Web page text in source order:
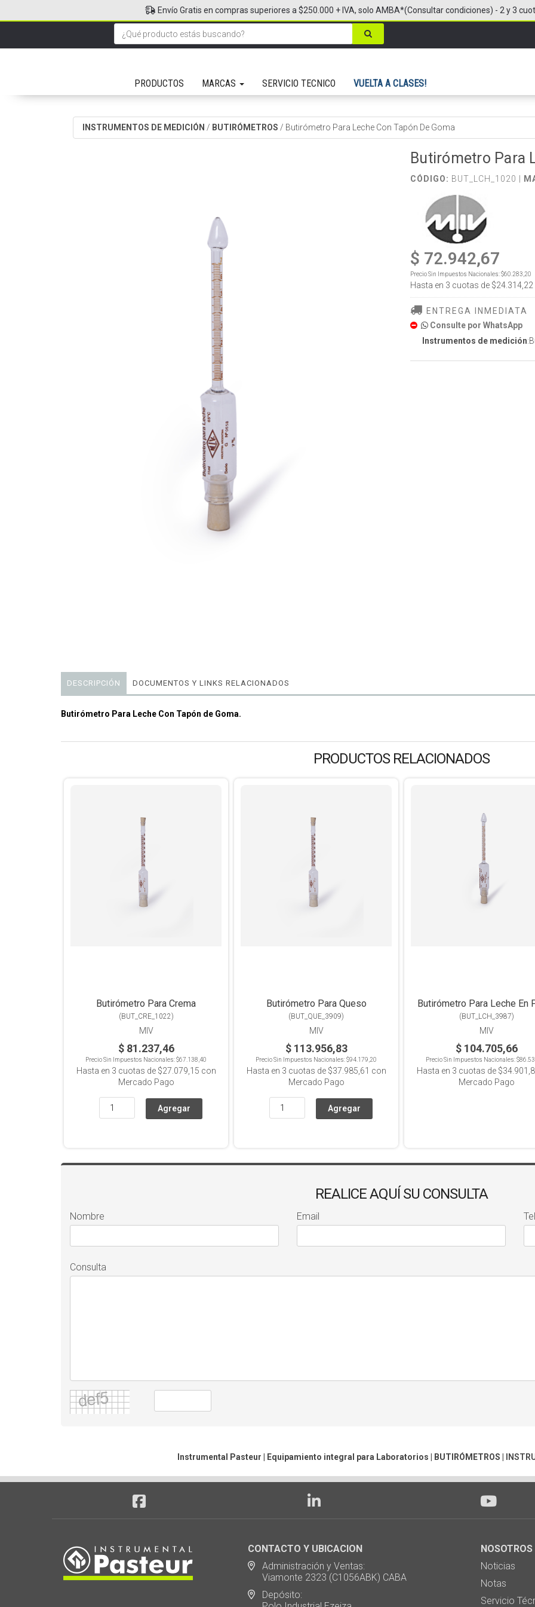
PRODUCTOS MARCAS SERVICIO TECNICO VUELTA A CLASES!
Envío Gratis en compras superiores a $250.000 + IVA, solo AMBA*(Consultar condiciones) - 2 y 3
INSTRUMENTOS DE MEDICIÓN / BUTIRÓMETROS / Butirómetro Para Leche Con Tapón De Goma
Butirómetro Para
CÓDIGO: BUT_LCH_1020 |
$ 72.942,67
Precio Sin Impuestos Nacionales:$60.283,20
Hasta en 3 cuotas de $24.314,22
ENTREGA INMEDIATA
Consulte por WhatsApp
Instrumentos de medición
DESCRIPCIÓN DOCUMENTOS Y LINKS RELACIONADOS
Butirómetro Para Leche Con Tapón de Goma.
PRODUCTOS RELACIONADOS
Butirómetro Para Crema
(BUT_CRE_1022)
MIV
$ 81.237,46
Precio Sin Impuestos Nacionales:$67.138,40
Hasta en 3 cuotas de $27.079,15 con
Mercado Pago
Butirómetro Para Queso
(BUT_QUE_3909)
MIV
$ 113.956,83
Precio Sin Impuestos Nacionales:$94.179,20
Hasta en 3 cuotas de $37.985,61 con
Mercado Pago
Butirómetro Para Leche En
(BUT_LCH_3987)
MIV
$ 104.705,66
Precio Sin Impuestos Nacionales:
Hasta en 3 cuotas de
Mercado Pago
REALICE AQUÍ SU CONSULTA
Nombre Email
Consulta
Instrumental Pasteur | Equipamiento integral para Laboratorios | BUTIRÓMETROS
CONTACTO Y UBICACION
Administración y Ventas:
Viamonte 2323 (C1056ABK) CABA
Depósito:
NOSOTROS
Noticias
Notas
Servicio